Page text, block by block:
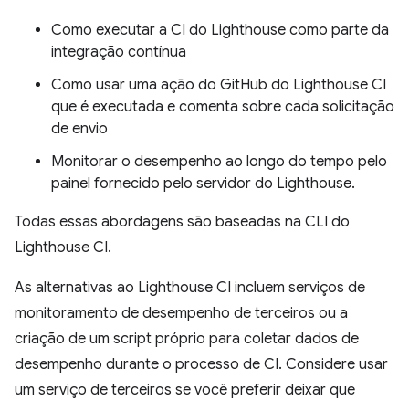
Como executar a CI do Lighthouse como parte da
integração contínua
Como usar uma ação do GitHub do Lighthouse CI
que é executada e comenta sobre cada solicitação
de envio
Monitorar o desempenho ao longo do tempo pelo
painel fornecido pelo servidor do Lighthouse.
Todas essas abordagens são baseadas na CLI do
Lighthouse CI.
As alternativas ao Lighthouse CI incluem serviços de
monitoramento de desempenho de terceiros ou a
criação de um script próprio para coletar dados de
desempenho durante o processo de CI. Considere usar
um serviço de terceiros se você preferir deixar que